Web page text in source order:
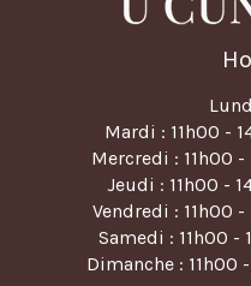
Mardi : 11h00 -
Mercredi : 11h00
Jeudi : 11h00 -
Vendredi : 11h00
Samedi : 11h00 -
Dimanche : 11h00